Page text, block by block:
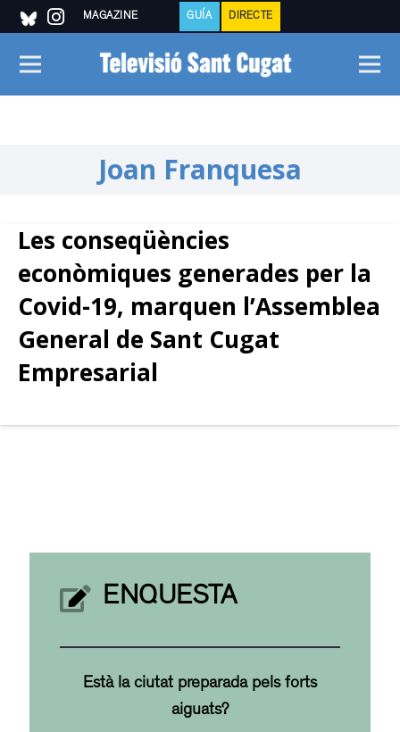
MAGAZINE GUÍA DIRECTE
Joan Franquesa
Les conseqüències
econòmiques generades per la
Covid-19, marquen l’Assemblea
General de Sant Cugat
Empresarial
ENQUESTA
Està la ciutat preparada pels forts
aiguats?